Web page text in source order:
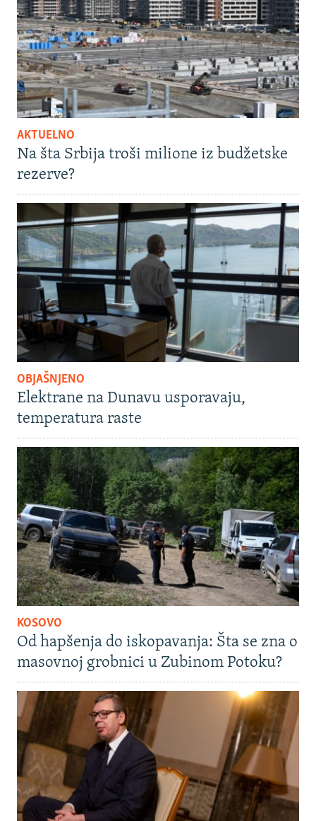
AKTUELNO
Na šta Srbija troši milione iz budžetske
rezerve?
OBJAŠNJENO
Elektrane na Dunavu usporavaju,
temperatura raste
KOSOVO
Od hapšenja do iskopavanja: Šta se zna o
masovnoj grobnici u Zubinom Potoku?